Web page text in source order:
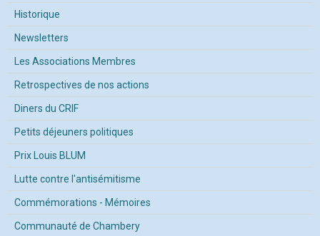
Historique
Newsletters
Les Associations Membres
Retrospectives de nos actions
Diners du CRIF
Petits déjeuners politiques
Prix Louis BLUM
Lutte contre l'antisémitisme
Commémorations - Mémoires
Communauté de Chambery